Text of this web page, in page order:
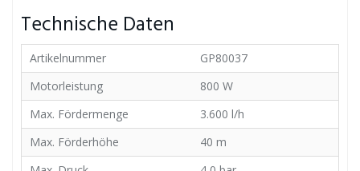
Technische Daten
Artikelnummer
GP80037
Motorleistung
800 W
Max. Fördermenge
3.600 l/h
Max. Förderhöhe
40 m